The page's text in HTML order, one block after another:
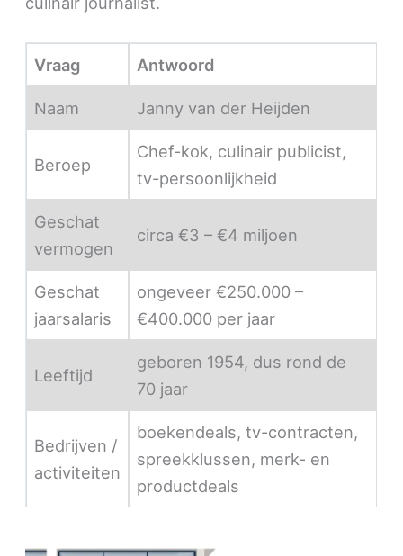
Vraag Antwoord
Naam Janny van der Heijden
Beroep
Chef-kok, culinair publicist,
tv-persoonlijkheid
Geschat
vermogen
circa €3 – €4 miljoen
Geschat
jaarsalaris
ongeveer €250.000 –
€400.000 per jaar
Leeftijd
geboren 1954, dus rond de
70 jaar
Bedrijven /
activiteiten
boekendeals, tv-contracten,
spreekklussen, merk- en
productdeals